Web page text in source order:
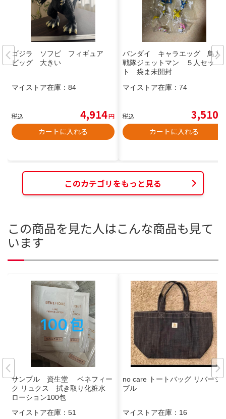
ゴジラ ソフビ フィギュア
ビッグ 大きい
マイストア在庫： 84
税込 4,914円
カートに入れる
バンダイ キャラエッグ 鳥人
戦隊ジェットマン ５人セッ
ト 袋ま未開封
マイストア在庫： 74
税込 3,510
カートに入れる
このカテゴリをもっと見る
この商品を見た人はこんな商品も見て
います
サンプル 資生堂 ベネフィー
ク リュクス 拭き取り化粧水
ローション100包
マイストア在庫： 51
no care トートバッグ リバーシ
ブル
マイストア在庫： 16